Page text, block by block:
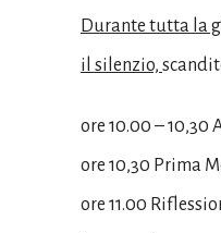
Durante tutta la
il silenzio,
ore 10.00 – 10,30
ore 10,30 Prima
ore 11.00